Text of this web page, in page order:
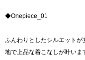
◆Onepiece_01
ふんわりとしたシルエット
地で上品な着こなしが叶い